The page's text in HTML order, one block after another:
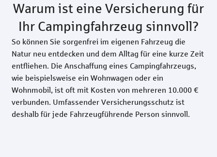
Warum ist eine Versicherung für
Ihr Campingfahrzeug sinnvoll?
So können Sie sorgenfrei im eigenen Fahrzeug die
Natur neu entdecken und dem Alltag für eine kurze Zeit
entfliehen. Die Anschaffung eines Campingfahrzeugs,
wie beispielsweise ein Wohnwagen oder ein
Wohnmobil, ist oft mit Kosten von mehreren 10.000 €
verbunden. Umfassender Versicherungsschutz ist
deshalb für jede Fahrzeugführende Person sinnvoll.